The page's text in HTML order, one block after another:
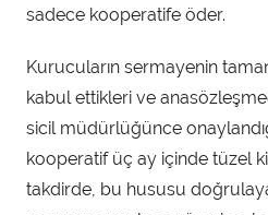
sadece kooperatife öder.
Kurucuların sermayenin
kabul ettikleri ve
sicil müdürlüğünce
kooperatif üç ay içinde tüzel
takdirde, bu hususu